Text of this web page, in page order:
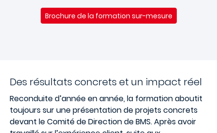
Brochure de la formation sur-mesure
Des résultats concrets et un impact réel
Reconduite d’année en année, la formation aboutit
toujours sur une présentation de projets concrets
devant le Comité de Direction de BMS. Après avoir